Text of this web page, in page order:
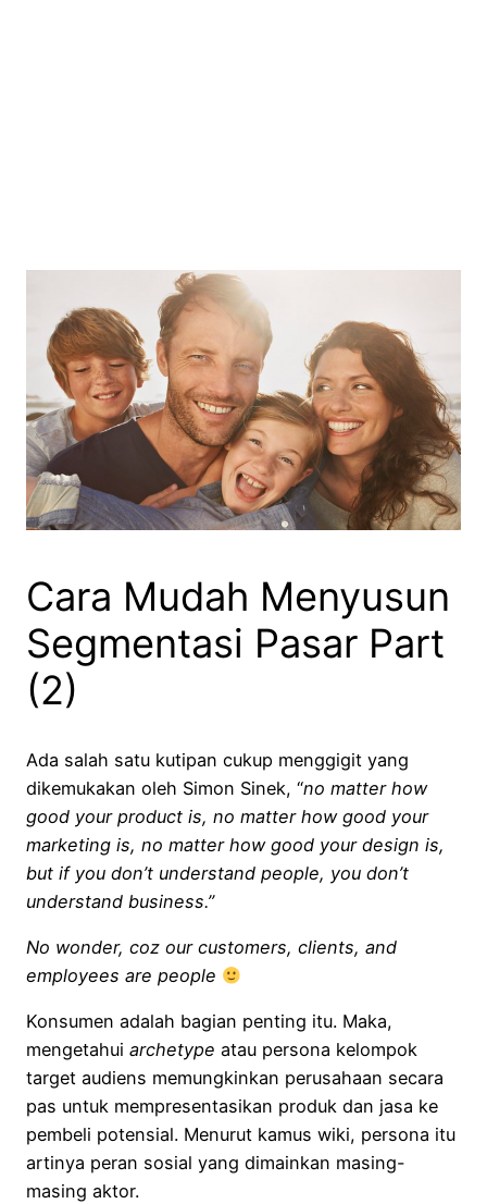
Cara Mudah Menyusun
Segmentasi Pasar Part
(2)
Ada salah satu kutipan cukup menggigit yang
dikemukakan oleh Simon Sinek, “no matter how
good your product is, no matter how good your
marketing is, no matter how good your design is,
but if you don’t understand people, you don’t
understand business.”
No wonder, coz our customers, clients, and
employees are people
Konsumen adalah bagian penting itu. Maka,
mengetahui archetype atau persona kelompok
target audiens memungkinkan perusahaan secara
pas untuk mempresentasikan produk dan jasa ke
pembeli potensial. Menurut kamus wiki, persona itu
artinya peran sosial yang dimainkan masing-
masing aktor.